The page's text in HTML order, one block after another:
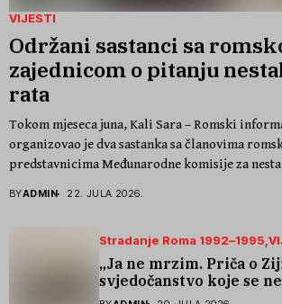
VIJESTI
Održani sastanci sa
zajednicom o pitanju
rata
Tokom mjeseca juna, Kali Sara – Romski
organizovao je dva sastanka sa članovima
predstavnicima Međunarodne komisije za
BYADMIN 22. JULA 2026.
Stradanje Roma 1992–1995
„Ja ne mrzim. Priča o
svjedočanstvo koje se
zaboraviti